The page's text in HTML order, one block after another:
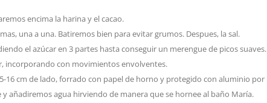
encima la harina y el cacao.
una a una. Batiremos bien para evitar grumos. Despues, la sal.
el azúcar en 3 partes hasta conseguir un merengue de picos suaves.
incorporando con movimientos envolventes.
16 cm de lado, forrado con papel de horno y protegido con aluminio por
añadiremos agua hirviendo de manera que se hornee al baño María.